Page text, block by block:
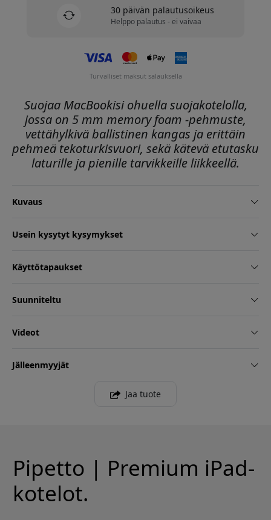
30 päivän palautusoikeus
Helppo palautus - ei vaivaa
Turvalliset maksut salauksella
Suojaa MacBookisi ohuella suojakotelolla,
jossa on 5 mm memory foam -pehmuste,
vettähylkivä ballistinen kangas ja erittäin
pehmeä tekoturkisvuori, sekä kätevä etutasku
laturille ja pienille tarvikkeille liikkeellä.
Kuvaus
Usein kysytyt kysymykset
Käyttötapaukset
Suunniteltu
Videot
Jälleenmyyjät
Jaa tuote
Pipetto | Premium iPad-
kotelot.